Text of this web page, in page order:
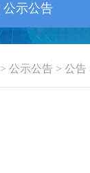
公示公告
> 公示公告 > 公告